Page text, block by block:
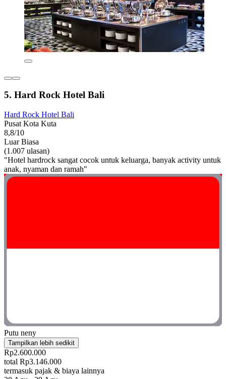
5. Hard Rock Hotel Bali
Hard Rock Hotel Bali
Pusat Kota Kuta
8,8/10
Luar Biasa
(1.007 ulasan)
"Hotel hardrock sangat cocok untuk keluarga, banyak activity untuk
anak, nyaman dan ramah"
Putu neny
Tampilkan lebih sedikit
Rp2.600.000
total Rp3.146.000
termasuk pajak & biaya lainnya